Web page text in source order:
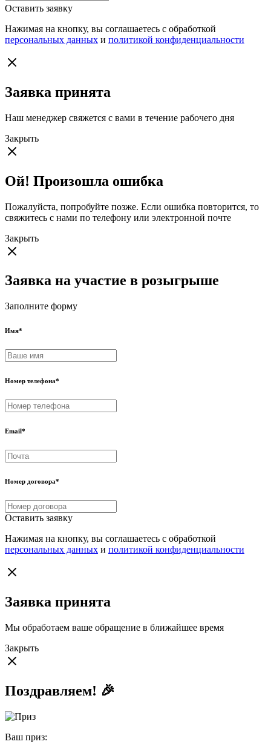
Оставить заявку
Нажимая на кнопку, вы соглашаетесь с обработкой
персональных данных и политикой конфиденциальности
Заявка принята
Наш менеджер свяжется с вами в течение рабочего дня
Закрыть
Ой! Произошла ошибка
Пожалуйста, попробуйте позже. Если ошибка повторится, то
свяжитесь с нами по телефону или электронной почте
Закрыть
Заявка на участие в розыгрыше
Заполните форму
Имя*
Номер телефона*
Email*
Номер договора*
Оставить заявку
Нажимая на кнопку, вы соглашаетесь с обработкой
персональных данных и политикой конфиденциальности
Заявка принята
Мы обработаем ваше обращение в ближайшее время
Закрыть
Поздравляем! 🎉
Ваш приз: